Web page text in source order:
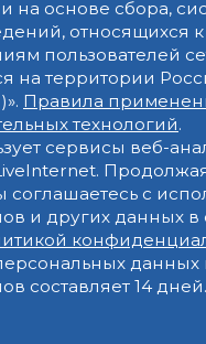
на основе сбора,
относящихся к
пользователей
на территории
Правила
технологий.
сервисы веб-
соглашаетесь с
и других данных в
составляет 14 дней.